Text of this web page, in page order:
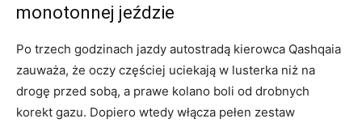
monotonnej jeździe
Po trzech godzinach jazdy autostradą kierowca Qashqaia
zauważa, że oczy częściej uciekają w lusterka niż na
drogę przed sobą, a prawe kolano boli od drobnych
korekt gazu. Dopiero wtedy włącza pełen zestaw